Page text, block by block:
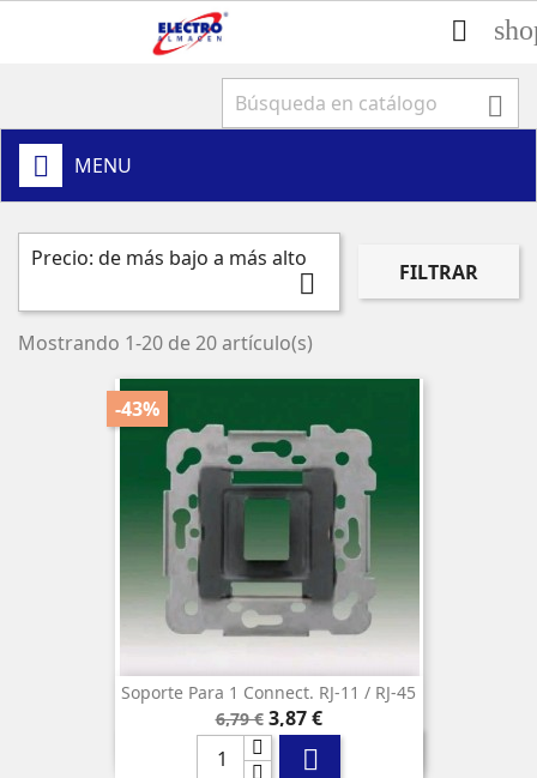


MENU
Precio: de más bajo a más alto
 FILTRAR
Mostrando 1-20 de 20 artículo(s)
Soporte Para 1 Connect. RJ-11 / RJ-45
Precio
base
6,79 €
-43%
Precio
3,87 €
